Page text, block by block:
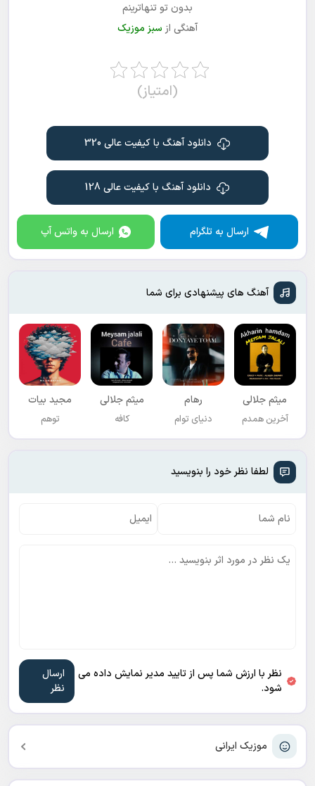
موزیک ایرانی
بدون تو تنهاترینم
آهنگی از سبز موزیک
(امتیاز)
دانلود آهنگ با کیفیت عالی 320
دانلود آهنگ با کیفیت عالی 128
ارسال به تلگرام ارسال به واتس آپ
آهنگ های پیشنهادی برای شما
میثم جلالی
آخرین همدم
رهام
دنیای توام
میثم جلالی
کافه
مجید بیات
توهم
لطفا نظر خود را بنویسید
نظر با ارزش شما پس از تایید مدیر نمایش داده می
شود.